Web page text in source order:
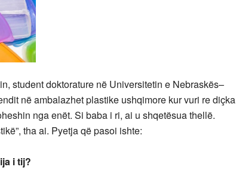
student doktorature në Universitetin e Nebraskës–
në ambalazhet plastike ushqimore kur vuri re diçka
nga enët. Si baba i ri, ai u shqetësua thellë.
tha ai. Pyetja që pasoi ishte:
i tij?